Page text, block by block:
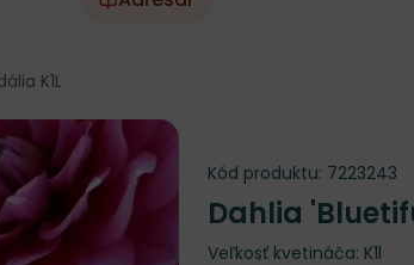
K1L
Kód produktu: 7223243
Dahlia
Veľkosť kvetináča: K1l